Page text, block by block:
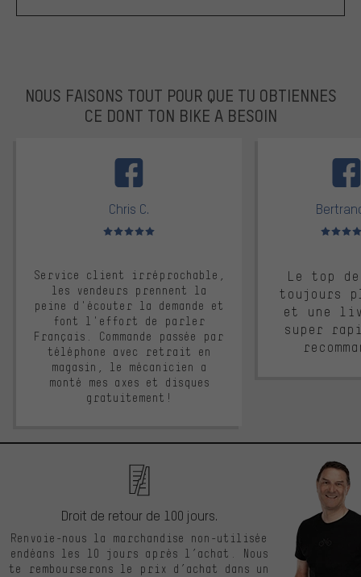
NOUS FAISONS TOUT POUR QUE TU OBTIENNES
CE DONT TON BIKE A BESOIN
Chris C.
Note moyenne : 5 sur 5
Service client irréprochable,
les vendeurs prennent la
peine d'écouter la demande et
font l'effort de parler
Français. Commande passée par
téléphone avec retrait en
magasin, le mécanicien a
monté mes axes et disques
gratuitement!
Note
Le top
toujours
et une
super
Droit de retour de 100 jours.
Renvoie-nous la marchandise non-utilisée
endéans les 10 jours après l’achat. Nous
te rembourserons le prix d’achat dans un